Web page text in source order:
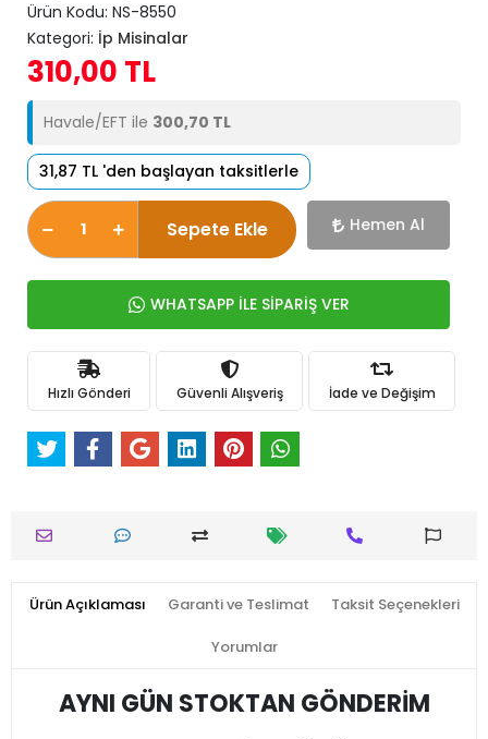
Ürün Kodu: NS-8550
Kategori: İp Misinalar
310,00 TL
Havale/EFT ile 300,70 TL
31,87 TL 'den başlayan taksitlerle
Sepete Ekle Hemen Al
WHATSAPP İLE SİPARİŞ VER
Hızlı Gönderi Güvenli Alışveriş İade ve Değişim
Ürün Açıklaması Garanti ve Teslimat Taksit Seçenekleri
Yorumlar
AYNI GÜN STOKTAN GÖNDERİM